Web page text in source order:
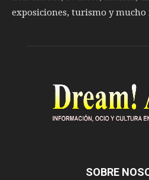
exposiciones, turismo y mucho
SOBRE